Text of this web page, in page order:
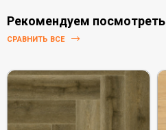
Рекомендуем посмотреть
СРАВНИТЬ ВСЕ